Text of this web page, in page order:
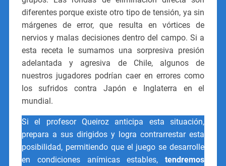
diferentes porque existe otro tipo de tensión, ya sin
márgenes de error, que resulta en vórtices de
nervios y malas decisiones dentro del campo. Si a
esta receta le sumamos una sorpresiva presión
adelantada y agresiva de Chile, algunos de
nuestros jugadores podrían caer en errores como
los sufridos contra Japón e Inglaterra en el
mundial.
Si el profesor Queiroz anticipa esta situación,
prepara a sus dirigidos y logra contrarrestar esta
posibilidad, permitiendo que el juego se desarrolle
en condiciones anímicas estables,tendremos